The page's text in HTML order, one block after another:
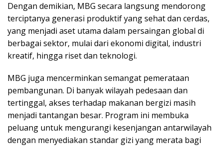
Dengan demikian, MBG secara langsung mendorong
terciptanya generasi produktif yang sehat dan cerdas,
yang menjadi aset utama dalam persaingan global di
berbagai sektor, mulai dari ekonomi digital, industri
kreatif, hingga riset dan teknologi.
MBG juga mencerminkan semangat pemerataan
pembangunan. Di banyak wilayah pedesaan dan
tertinggal, akses terhadap makanan bergizi masih
menjadi tantangan besar. Program ini membuka
peluang untuk mengurangi kesenjangan antarwilayah
dengan menyediakan standar gizi yang merata bagi